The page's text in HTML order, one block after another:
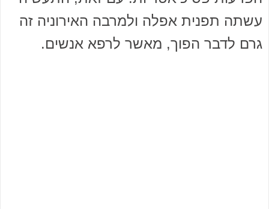
עשתה תפנית אפלה ולמרבה האירוניה זה
גרם לדבר הפוך, מאשר לרפא אנשים.